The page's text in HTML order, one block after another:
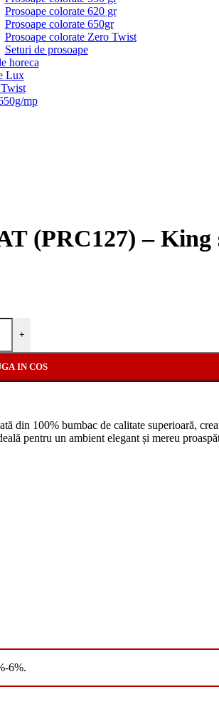
Prosoape colorate 620 gr
Prosoape colorate 650gr
Prosoape colorate Zero Twist
Seturi de prosoape
horeca
Lux
mp
– King
+
IN COS
100% bumbac de calitate superioară,
pentru un ambient elegant și mereu
6%.